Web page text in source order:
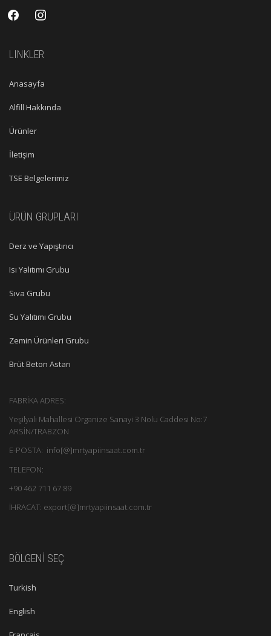
facebookinstagram
LINKLER
Anasayfa
Alfill Hakkında
Ürünler
İletişim
TSE Belgelerimiz
ÜRÜN GRUPLARI
Derz ve Yapıştırıcı
Isı Yalıtımı Grubu
Sıva Grubu
Su Yalıtımı Grubu
Zemin Ürünleri Grubu
Brüt Beton Astarı
FABRİKA ADRES:
Yeşilyalı Mahallesi Organize Sanayi 3 Nolu Caddesi No:7
ARSİN/TRABZON
E-POSTA: info[@]mrtyapiinsaat.com.tr
TELEFON:
+90 462 711 67 89
İHRACAT: export[@]mrtyapiinsaat.com.tr
BÖLGENİ SEÇ
Turkish
English